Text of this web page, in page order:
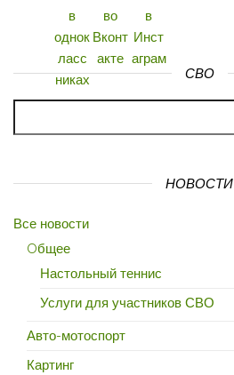
СВО
НОВОСТИ
Все новости
Oбщее
Настольный теннис
Услуги для участников СВО
Авто-мотоспорт
Картинг